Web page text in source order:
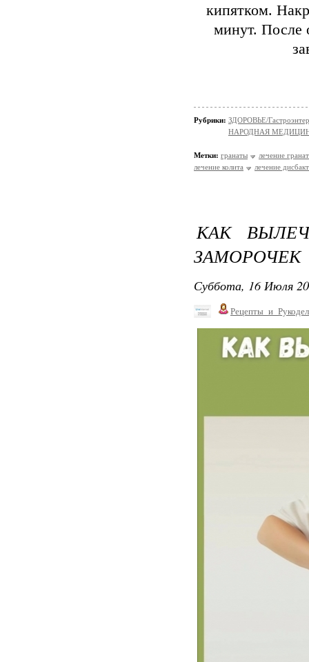
кипятком.
минут. После
Рубрики: ЗДОРОВЬЕ/
НАРОДНАЯ
Метки: гранаты
лечение
лечение колита
лечение
КАК
ЗАМОРОЧЕК
Суббота, 16 Июля